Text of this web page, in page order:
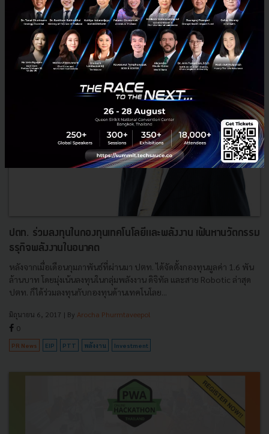
PR News DEPA Startup Accelerator Final Pitching
ปตท. ร่วมลงทุนในกองทุนเทคโนโลยีและพลังงาน เฟ้นหานวัตกรรม
ธรุกิจพลังงานในอนาคต
หลังจากเมื่อเดือนกุมภาพันธ์ที่ผ่านมา ปตท. ได้จัดตั้งกองทุนมูลค่า 1.6 พัน
ล้านบาท โดยมุ่งเน้นลงทุนในกลุ่มพลังงาน ดิจิทัล และสาย Robotic ล่าสุด
ปตท. ก็ได้ร่วมลงทุนกับกองทุนด้านเทคโนโลย...
มิถุนายน 6, 2017 | By Arocha Phurmtaveepol
0
PR News EIP PTT พลังงาน Investment